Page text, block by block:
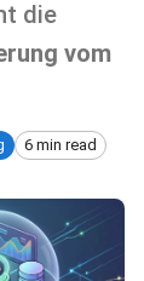
die
vom
6 min read